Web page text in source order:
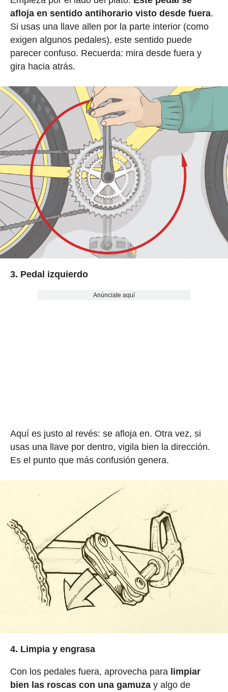
afloja en sentido antihorario visto desde fuera.
Si usas una llave allen por la parte interior (como
exigen algunos pedales), este sentido puede
parecer confuso. Recuerda: mira desde fuera y
gira hacia atrás.
3. Pedal izquierdo
Anúnciate aquí
Aquí es justo al revés: se afloja en. Otra vez, si
usas una llave por dentro, vigila bien la dirección.
Es el punto que más confusión genera.
4. Limpia y engrasa
Con los pedales fuera, aprovecha para limpiar
bien las roscas con una gamuzay algo de